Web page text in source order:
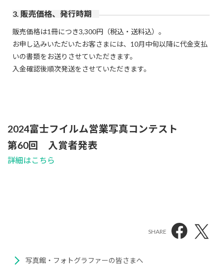
3. 販売価格、発行時期
販売価格は1冊につき3,300円（税込・送料込）。
お申し込みいただいたお客さまには、10月中旬以降に代金支払
いの書類をお送りさせていただきます。
入金確認後順次発送をさせていただきます。
2024富士フイルム営業写真コンテスト
第60回 入賞者発表
詳細はこちら
SHARE
写真館・フォトグラファーの皆さまへ